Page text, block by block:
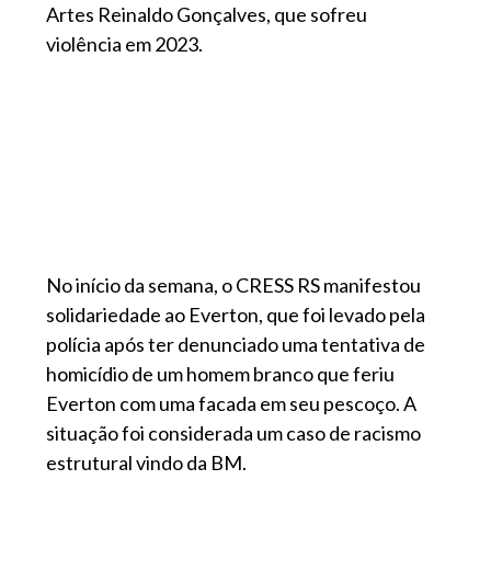
Artes Reinaldo Gonçalves, que sofreu
violência em 2023.
No início da semana, o CRESS RS manifestou
solidariedade ao Everton, que foi levado pela
polícia após ter denunciado uma tentativa de
homicídio de um homem branco que feriu
Everton com uma facada em seu pescoço. A
situação foi considerada um caso de racismo
estrutural vindo da BM.